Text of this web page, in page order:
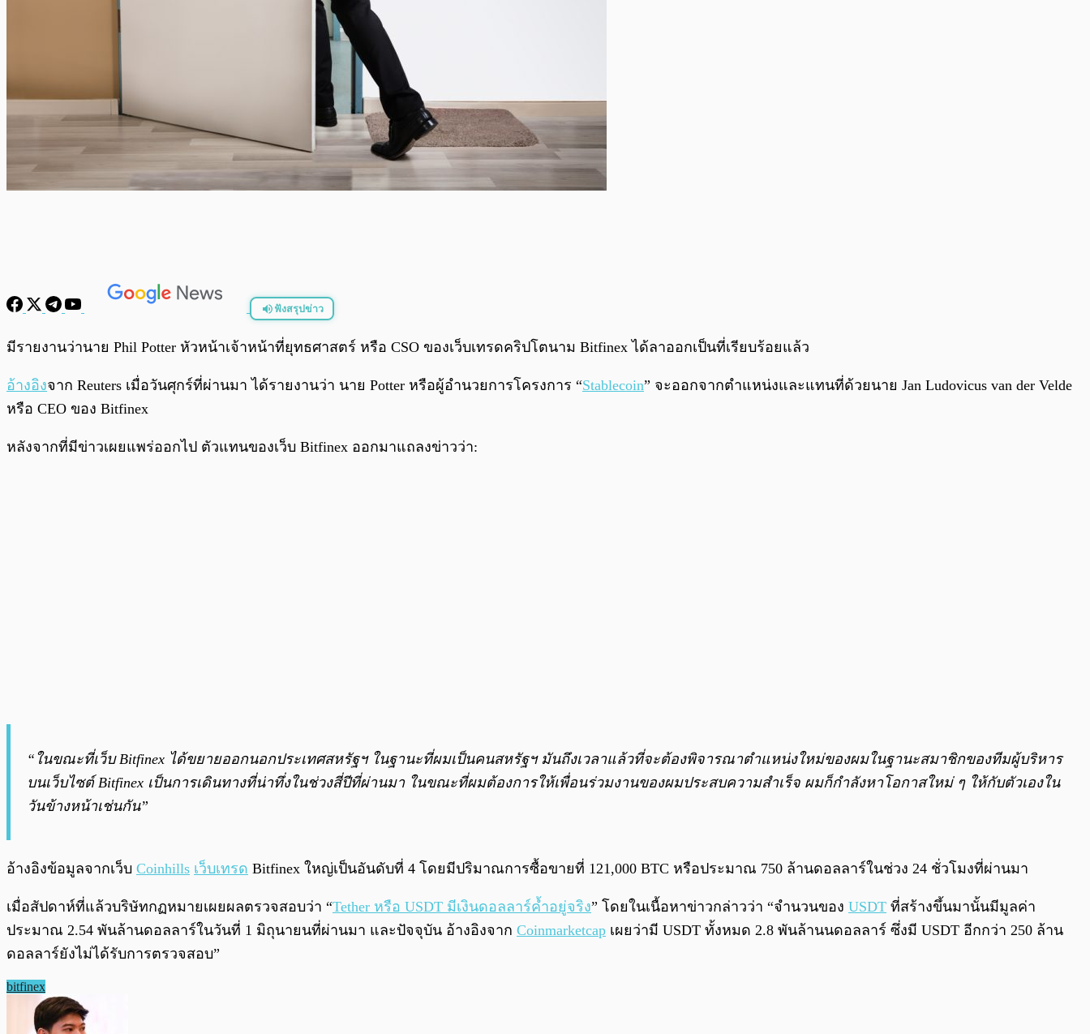
ฟังสรุปข่าว
พร้อมเล่น
มีรายงานว่านาย Phil Potter หัวหน้าเจ้าหน้าที่ยุทธศาสตร์ หรือ CSO ของเว็บเทรดคริปโตนาม Bitfinex ได้ลาออกเป็นที่เรียบร้อยแล้ว
อ้างอิงจาก Reuters เมื่อวันศุกร์ที่ผ่านมา ได้รายงานว่า นาย Potter หรือผู้อำนวยการโครงการ “Stablecoin” จะออกจากตำแหน่งและแทนที่ด้วยนาย Jan Ludovicus van der Velde
หรือ CEO ของ Bitfinex
หลังจากที่มีข่าวเผยแพร่ออกไป ตัวแทนของเว็บ Bitfinex ออกมาแถลงข่าวว่า:
“ในขณะที่เว็บ Bitfinex ได้ขยายออกนอกประเทศสหรัฐฯ ในฐานะที่ผมเป็นคนสหรัฐฯ มันถึงเวลาแล้วที่จะต้องพิจารณาตำแหน่งใหม่ของผมในฐานะสมาชิกของทีมผู้บริหาร
บนเว็บไซต์ Bitfinex เป็นการเดินทางที่น่าทึ่งในช่วงสี่ปีที่ผ่านมา ในขณะที่ผมต้องการให้เพื่อนร่วมงานของผมประสบความสำเร็จ ผมก็กำลังหาโอกาสใหม่ ๆ ให้กับตัวเองใน
วันข้างหน้าเช่นกัน”
อ้างอิงข้อมูลจากเว็บ Coinhills เว็บเทรด Bitfinex ใหญ่เป็นอันดับที่ 4 โดยมีปริมาณการซื้อขายที่ 121,000 BTC หรือประมาณ 750 ล้านดอลลาร์ในช่วง 24 ชั่วโมงที่ผ่านมา
เมื่อสัปดาห์ที่แล้วบริษัทกฏหมายเผยผลตรวจสอบว่า “Tether หรือ USDT มีเงินดอลลาร์ค้ำอยู่จริง” โดยในเนื้อหาข่าวกล่าวว่า “จำนวนของ USDT ที่สร้างขึ้นมานั้นมีมูลค่า
ประมาณ 2.54 พันล้านดอลลาร์ในวันที่ 1 มิถุนายนที่ผ่านมา และปัจจุบัน อ้างอิงจาก Coinmarketcap เผยว่ามี USDT ทั้งหมด 2.8 พันล้านนดอลลาร์ ซึ่งมี USDT อีกกว่า 250 ล้าน
ดอลลาร์ยังไม่ได้รับการตรวจสอบ”
bitfinex